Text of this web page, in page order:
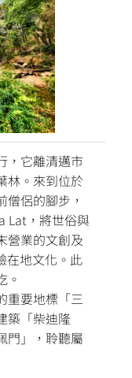
，它離清邁市
林。來到位於
侶的腳步，
Lat，將世俗與
營業的文創及
在地文化。此
。
重要地標「三
築「柴迪隆
門」，聆聽屬